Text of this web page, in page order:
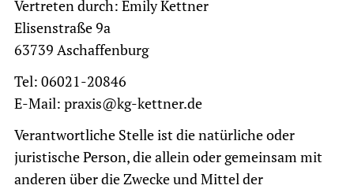
Vertreten durch: Emily Kettner
Elisenstraße 9a
63739 Aschaffenburg
Tel: 06021-20846
E-Mail: praxis@kg-kettner.de
Verantwortliche Stelle ist die natürliche oder
juristische Person, die allein oder gemeinsam mit
anderen über die Zwecke und Mittel der